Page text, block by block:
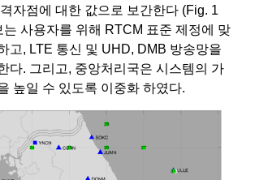
자점에 대한 값으로 보간한다 (Fig. 1
는 사용자를 위해 RTCM 표준 제정에 맞
고, LTE 통신 및 UHD, DMB 방송망을
다. 그리고, 중앙처리국은 시스템의 가
높일 수 있도록 이중화 하였다.